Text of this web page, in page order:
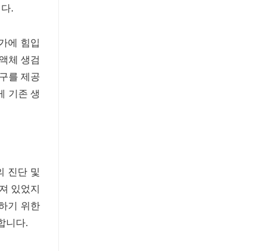
.
에 힘입
체 생검
를 제공
기존 생
진단 및
있었지
기 위한
니다.